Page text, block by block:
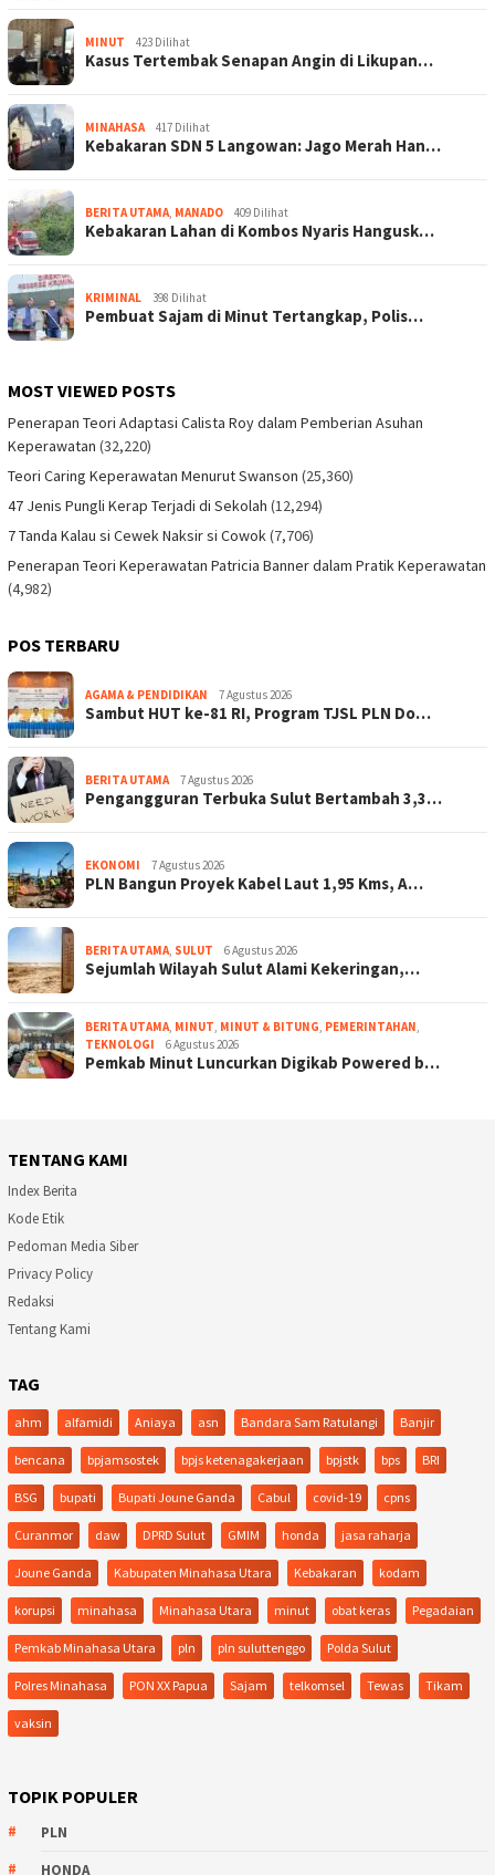
MINUT 423 Dilihat
Kasus Tertembak Senapan Angin di Likupan…
MINAHASA 417 Dilihat
Kebakaran SDN 5 Langowan: Jago Merah Han…
BERITA UTAMA MANADO 409 Dilihat
Kebakaran Lahan di Kombos Nyaris Hangusk…
KRIMINAL 398 Dilihat
Pembuat Sajam di Minut Tertangkap, Polis…
MOST VIEWED POSTS
Penerapan Teori Adaptasi Calista Roy dalam Pemberian Asuhan
Keperawatan (32,220)
Teori Caring Keperawatan Menurut Swanson (25,360)
47 Jenis Pungli Kerap Terjadi di Sekolah (12,294)
7 Tanda Kalau si Cewek Naksir si Cowok(7,706)
Penerapan Teori Keperawatan Patricia Banner dalam Pratik Keperawatan
(4,982)
POS TERBARU
AGAMA & PENDIDIKAN 7 Agustus 2026
Sambut HUT ke-81 RI, Program TJSL PLN Do…
BERITA UTAMA 7 Agustus 2026
Pengangguran Terbuka Sulut Bertambah 3,3…
EKONOMI 7 Agustus 2026
PLN Bangun Proyek Kabel Laut 1,95 Kms, A…
BERITA UTAMA SULUT 6 Agustus 2026
Sejumlah Wilayah Sulut Alami Kekeringan,…
BERITA UTAMA MINUT MINUT & BITUNG PEMERINTAHAN
TEKNOLOGI
6 Agustus 2026
Pemkab Minut Luncurkan Digikab Powered b…
TENTANG KAMI
Index Berita
Kode Etik
Pedoman Media Siber
Privacy Policy
Redaksi
Tentang Kami
TAG
ahm alfamidi Aniaya asn Bandara Sam Ratulangi Banjir
bencana bpjamsostek bpjs ketenagakerjaan bpjstk bps BRI
BSG bupati Bupati Joune Ganda Cabul covid-19 cpns
Curanmor daw DPRD Sulut GMIM honda jasa raharja
Joune Ganda Kabupaten Minahasa Utara Kebakaran kodam
korupsi minahasa Minahasa Utara minut obat keras Pegadaian
Pemkab Minahasa Utara pln pln suluttenggo Polda Sulut
Polres Minahasa PON XX Papua Sajam telkomsel Tewas Tikam
vaksin
TOPIK POPULER
PLN
HONDA